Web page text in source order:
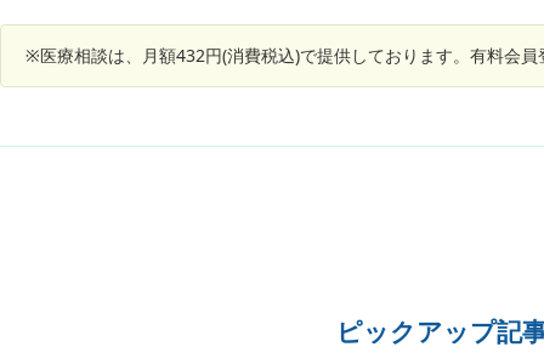
g/dl以上が低リスクなので問題ありません) 叔母
は3月に施設内で転倒し大腿骨私骨折し、現在車
考えられないでしょうか？(健康診断ので結果をい
ただいていないので他の数値は分かりません) (参
※医療相談は、月額432円(消費税込)で提供しております。有料会
ピックアップ記